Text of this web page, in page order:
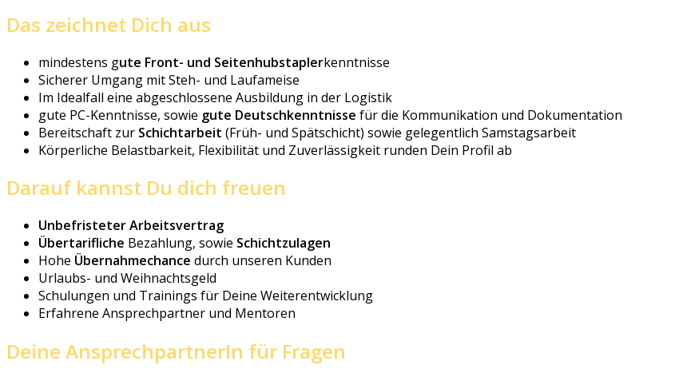
Das zeichnet Dich aus
mindestens gute Front- und Seitenhubstaplerkenntnisse
Sicherer Umgang mit Steh- und Laufameise
Im Idealfall eine abgeschlossene Ausbildung in der Logistik
gute PC-Kenntnisse, sowie gute Deutschkenntnisse für die Kommunikation und Dokumentation
Bereitschaft zur Schichtarbeit (Früh- und Spätschicht) sowie gelegentlich Samstagsarbeit
Körperliche Belastbarkeit, Flexibilität und Zuverlässigkeit runden Dein Profil ab
Darauf kannst Du dich freuen
Unbefristeter Arbeitsvertrag
Übertarifliche Bezahlung, sowie Schichtzulagen
Hohe Übernahmechance durch unseren Kunden
Urlaubs- und Weihnachtsgeld
Schulungen und Trainings für Deine Weiterentwicklung
Erfahrene Ansprechpartner und Mentoren
Deine AnsprechpartnerIn für Fragen